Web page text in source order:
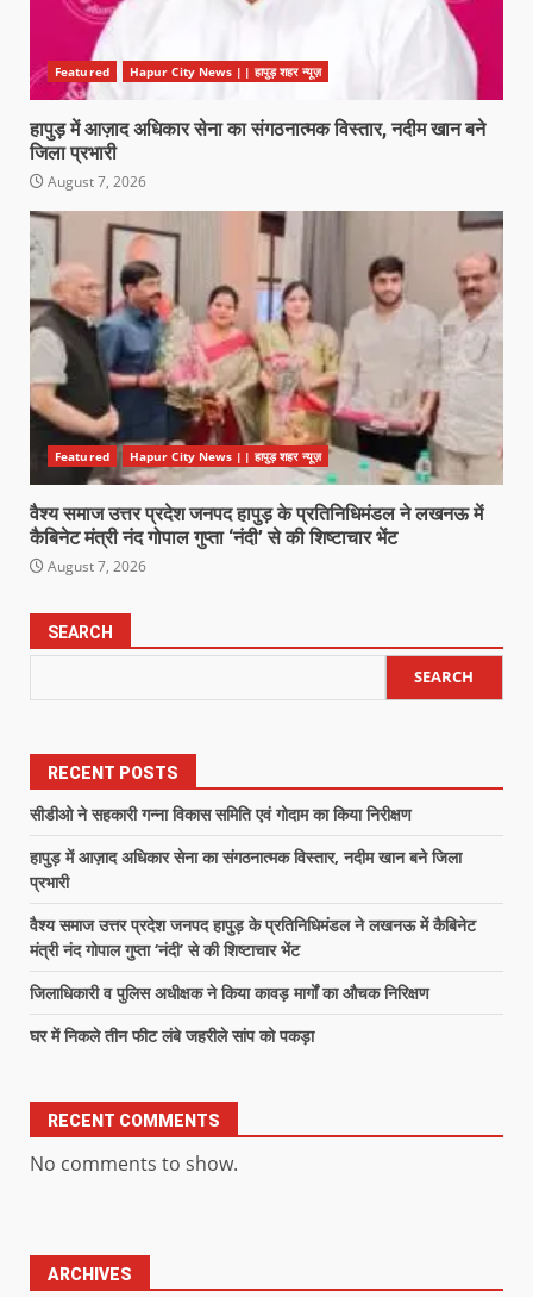
Featured Hapur City News || हापुड़ शहर न्यूज़
हापुड़ में आज़ाद अधिकार सेना का संगठनात्मक विस्तार, नदीम खान बने
जिला प्रभारी
August 7, 2026
Featured Hapur City News || हापुड़ शहर न्यूज़
वैश्य समाज उत्तर प्रदेश जनपद हापुड़ के प्रतिनिधिमंडल ने लखनऊ में
कैबिनेट मंत्री नंद गोपाल गुप्ता ‘नंदी’ से की शिष्टाचार भेंट
August 7, 2026
SEARCH
SEARCH
RECENT POSTS
सीडीओ ने सहकारी गन्ना विकास समिति एवं गोदाम का किया निरीक्षण
हापुड़ में आज़ाद अधिकार सेना का संगठनात्मक विस्तार, नदीम खान बने जिला
प्रभारी
वैश्य समाज उत्तर प्रदेश जनपद हापुड़ के प्रतिनिधिमंडल ने लखनऊ में कैबिनेट
मंत्री नंद गोपाल गुप्ता ‘नंदी’ से की शिष्टाचार भेंट
जिलाधिकारी व पुलिस अधीक्षक ने किया कावड़ मार्गों का औचक निरिक्षण
घर में निकले तीन फीट लंबे जहरीले सांप को पकड़ा
RECENT COMMENTS
No comments to show.
ARCHIVES